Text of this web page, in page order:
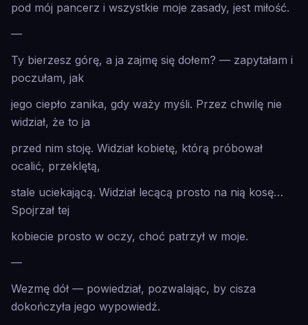
pod mój pancerz i wszystkie moje zasady, jest miłość.
—
Ty bierzesz górę, a ja zajmę się dołem? — zapytałam i
poczułam, jak
jego ciepło zanika, gdy waży myśli. Przez chwilę nie
widział, że to ja
przed nim stoję. Widział kobietę, którą próbował
ocalić, przeklętą,
stale uciekającą. Widział lecącą prosto na nią kosę…
Spojrzał tej
kobiecie prosto w oczy, choć patrzył w moje.
—
Wezmę dół — powiedział, pozwalając, by cisza
dokończyła jego wypowiedź.